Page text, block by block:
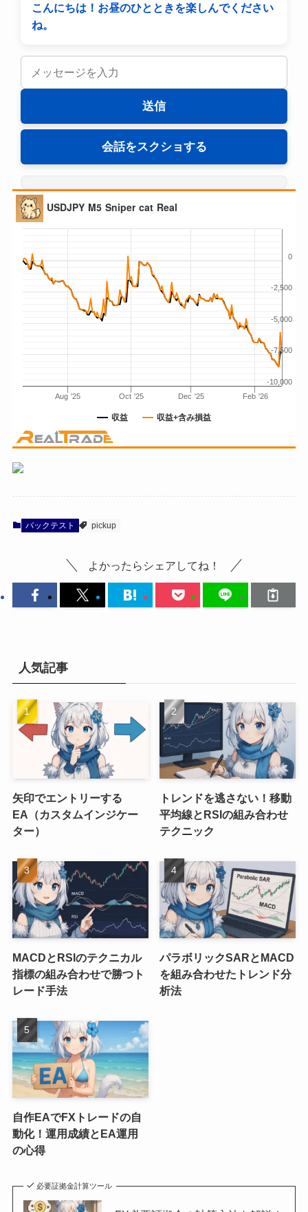
こんにちは！お昼のひとときを楽しんでください
ね。
送信
会話をスクショする
バックテスト pickup
よかったらシェアしてね！
人気記事
矢印でエントリーする
EA（カスタムインジケー
ター）
トレンドを逃さない！移動
平均線とRSIの組み合わせ
テクニック
MACDとRSIのテクニカル
指標の組み合わせで勝つト
レード手法
パラボリックSARとMACD
を組み合わせたトレンド分
析法
自作EAでFXトレードの自
動化！運用成績とEA運用
の心得
必要証拠金計算ツール